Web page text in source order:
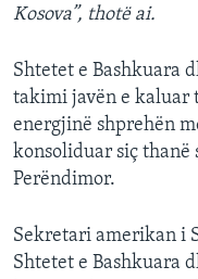
Kosova”, thotë ai.
Shtetet e Bashkuara
takimi javën e kaluar
energjinë shprehën
konsoliduar siç
Perëndimor.
Sekretari amerikan i
Shtetet e Bashkuara